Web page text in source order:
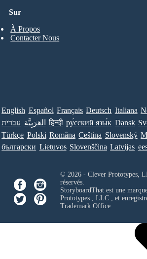
Sur
À Propos
Contacter Nous
English Español Français Deutsch Italiana
עברית العَرَبِيَّة हिन्दी ру́сский язы́к Dansk
Türkçe Polski Româna Ceština Slovenský
български Lietuvos Slovenščina Latvijas
© 2026 - Clever Prototypes,
réservés.
StoryboardThat est une
Prototypes , LLC, et
Trademark Office